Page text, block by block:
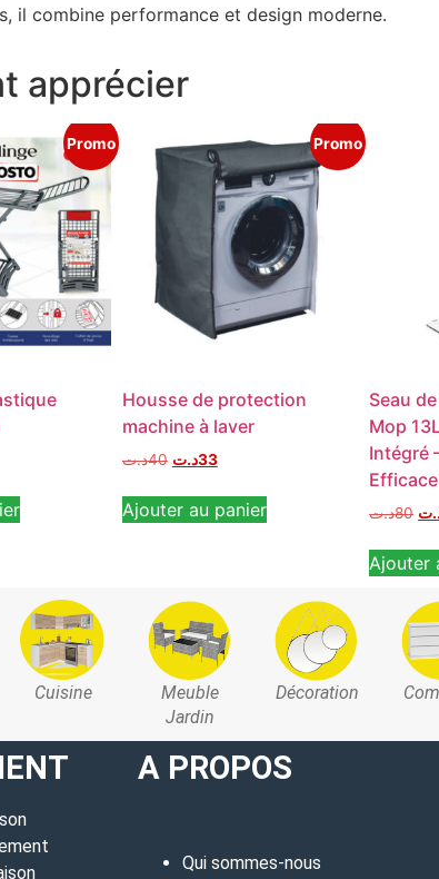
il combine performance et design moderne.
apprécier
Promo Promo
Housse de protection
machine à laver
40د.ت 33د.ت
Ajouter au panier
Seau
Mop
Intégré
Efficace
80د.ت
Ajouter
Cuisine
Meuble
Jardin
Décoration
A PROPOS
Qui sommes-nous